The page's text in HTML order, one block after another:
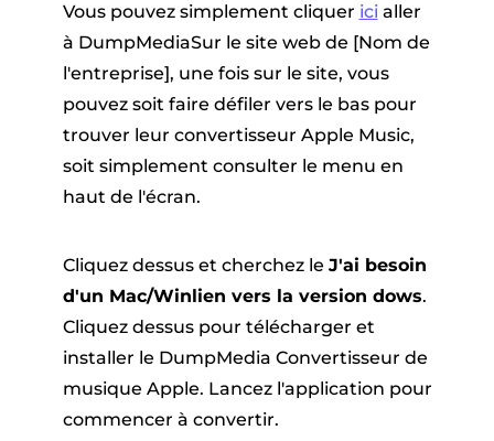
Vous pouvez simplement cliquer icialler
à DumpMediaSur le site web de [Nom de
l'entreprise], une fois sur le site, vous
pouvez soit faire défiler vers le bas pour
trouver leur convertisseur Apple Music,
soit simplement consulter le menu en
haut de l'écran.
Cliquez dessus et cherchez le J'ai besoin
d'un Mac/Winlien vers la version dows.
Cliquez dessus pour télécharger et
installer le DumpMedia Convertisseur de
musique Apple. Lancez l'application pour
commencer à convertir.